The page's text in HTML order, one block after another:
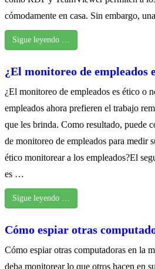
cómodamente en casa. Sin embargo,
Sigue leyendo …
¿El monitoreo de empleados
¿El monitoreo de empleados es ético o
empleados ahora prefieren el trabajo
que les brinda. Como resultado, puede
de monitoreo de empleados para medir
ético monitorear a los empleados?El
es …
Sigue leyendo …
Cómo espiar otras
Cómo espiar otras computadoras en la
deba monitorear lo que otros hacen en